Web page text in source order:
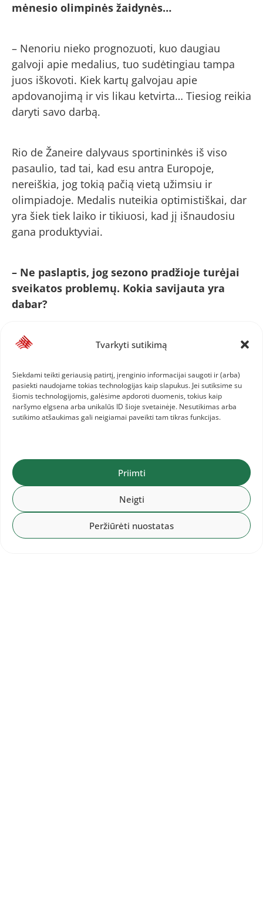
Tvarkyti sutikimą
Siekdami teikti geriausią patirtį, įrenginio informacijai saugoti ir (arba)
pasiekti naudojame tokias technologijas kaip slapukus. Jei sutiksime su
šiomis technologijomis, galėsime apdoroti duomenis, tokius kaip
naršymo elgsena arba unikalūs ID šioje svetainėje. Nesutikimas arba
sutikimo atšaukimas gali neigiamai paveikti tam tikras funkcijas.
Priimti
Neigti
Peržiūrėti nuostatas
mėnesio olimpinės žaidynės…
– Nenoriu nieko prognozuoti, kuo daugiau
galvoji apie medalius, tuo sudėtingiau tampa
juos iškovoti. Kiek kartų galvojau apie
apdovanojimą ir vis likau ketvirta… Tiesiog reikia
daryti savo darbą.
Rio de Žaneire dalyvaus sportininkės iš viso
pasaulio, tad tai, kad esu antra Europoje,
nereiškia, jog tokią pačią vietą užimsiu ir
olimpiadoje. Medalis nuteikia optimistiškai, dar
yra šiek tiek laiko ir tikiuosi, kad jį išnaudosiu
gana produktyviai.
– Ne paslaptis, jog sezono pradžioje turėjai
sveikatos problemų. Kokia savijauta yra
dabar?
– Iš tiesų buvo sunku dalyvauti be dienos poilsio
Sunku atsistatyti, kojos buvo sunkesnės, nugara
sustingusi. Tikrai labai padeda rinktinės
kineziterapeutas Mantas Lesnickas, o į varžybas
mane išlydėjo Zigmas Živatkauskas. Galiu
tikrai būtų sunkiau.
– Jau ryt grįši į Lietuvą. Nesinorėjo ilgiau
likti sidabriniame Amsterdame? Ar švęsi
medalį?